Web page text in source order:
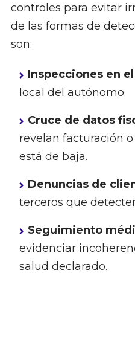
controles para evitar
de las formas de
son:
Inspecciones en
local del autónomo.
Cruce de datos
revelan facturación
está de baja.
Denuncias de
terceros que
Seguimiento
evidenciar
salud declarado.